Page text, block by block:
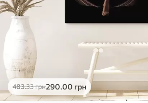
483.33грн290.00 грн